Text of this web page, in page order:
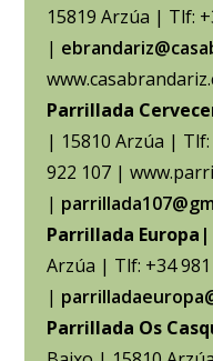
15819 Arzúa | Tlf:
|
Parrillada
| 15810 Arzúa | Tlf:
922 107 |
|
Parrillada Europa|
Arzúa | Tlf: +34 981
|
Parrillada Os